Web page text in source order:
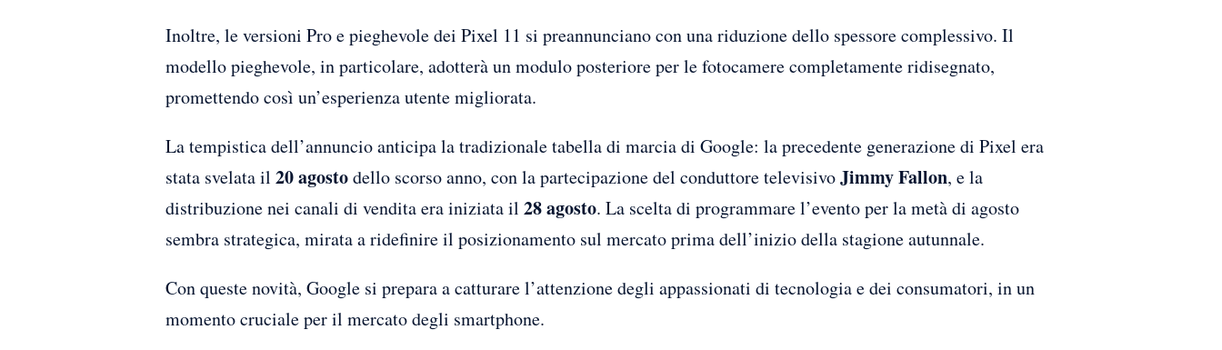
Inoltre, le versioni Pro e pieghevole dei Pixel 11 si preannunciano con una riduzione dello spessore complessivo. Il
modello pieghevole, in particolare, adotterà un modulo posteriore per le fotocamere completamente ridisegnato,
promettendo così un’esperienza utente migliorata.
La tempistica dell’annuncio anticipa la tradizionale tabella di marcia di Google: la precedente generazione di Pixel era
stata svelata il 20 agostodello scorso anno, con la partecipazione del conduttore televisivoJimmy Fallon, e la
distribuzione nei canali di vendita era iniziata il 28 agosto. La scelta di programmare l’evento per la metà di agosto
sembra strategica, mirata a ridefinire il posizionamento sul mercato prima dell’inizio della stagione autunnale.
Con queste novità, Google si prepara a catturare l’attenzione degli appassionati di tecnologia e dei consumatori, in un
momento cruciale per il mercato degli smartphone.